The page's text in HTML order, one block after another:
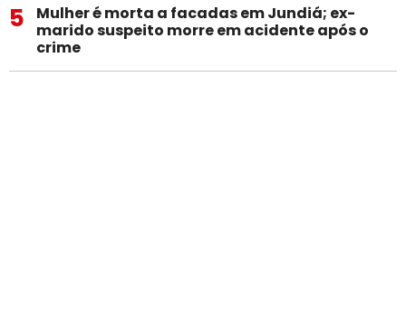
5
Mulher é morta a facadas em Jundiá; ex-
marido suspeito morre em acidente após o
crime